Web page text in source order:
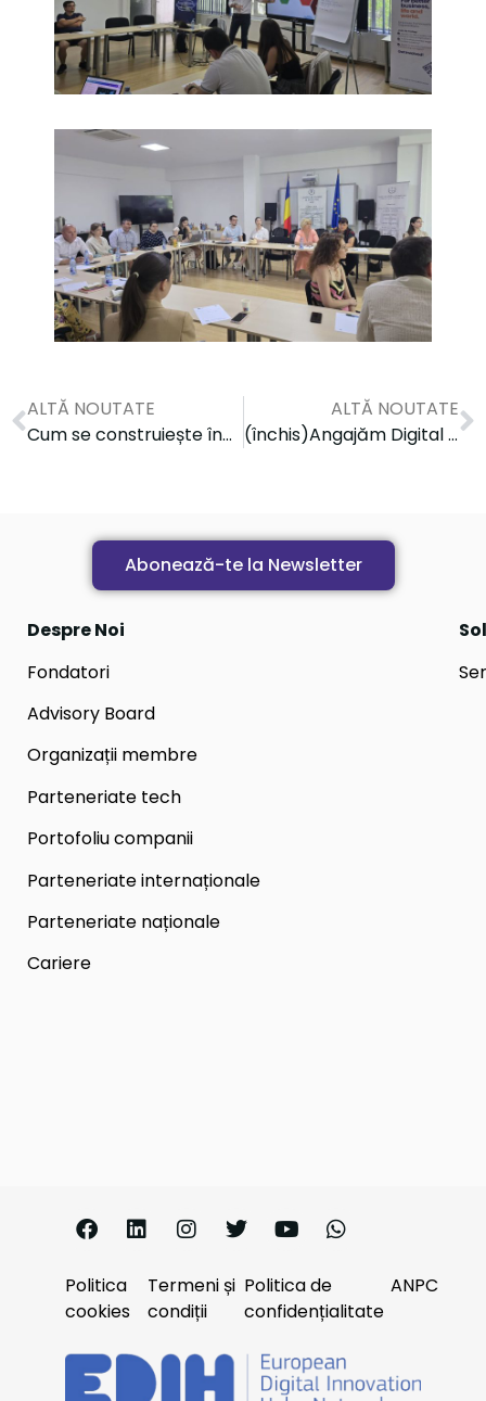
ALTĂ NOUTATE
Cum se construiește încrederea: 5 ani de rezultate la Digital Innovation Zone
ALTĂ NOUTATE
(închis)Angajăm Digital Marketing Specialist
Abonează-te la Newsletter
Despre Noi
Fondatori
Advisory Board
Organizații membre
Parteneriate tech
Portofoliu companii
Parteneriate internaționale
Parteneriate naționale
Cariere
Politica
cookies
Termeni și
condiții
Politica de
confidențialitate
ANPC